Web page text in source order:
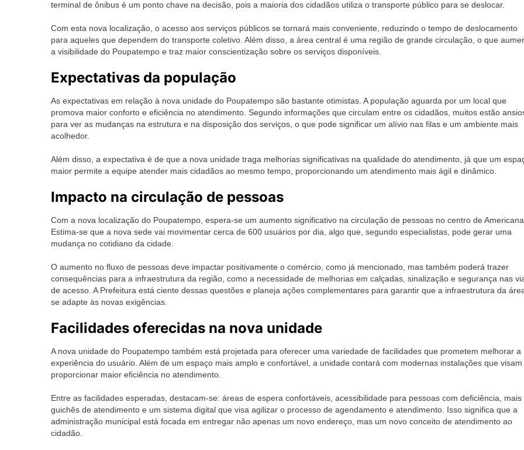
terminal de ônibus é um ponto chave na decisão, pois a maioria dos cidadãos utiliza o transporte público para se deslocar.
Com esta nova localização, o acesso aos serviços públicos se tornará mais conveniente, reduzindo o tempo de deslocamento
para aqueles que dependem do transporte coletivo. Além disso, a área central é uma região de grande circulação, o que
a visibilidade do Poupatempo e traz maior conscientização sobre os serviços disponíveis.
Expectativas da população
As expectativas em relação à nova unidade do Poupatempo são bastante otimistas. A população aguarda por um local que
promova maior conforto e eficiência no atendimento. Segundo informações que circulam entre os cidadãos, muitos estão
para ver as mudanças na estrutura e na disposição dos serviços, o que pode significar um alívio nas filas e um ambiente mais
acolhedor.
Além disso, a expectativa é de que a nova unidade traga melhorias significativas na qualidade do atendimento, já que um
maior permite a equipe atender mais cidadãos ao mesmo tempo, proporcionando um atendimento mais ágil e dinâmico.
Impacto na circulação de pessoas
Com a nova localização do Poupatempo, espera-se um aumento significativo na circulação de pessoas no centro de Americana.
Estima-se que a nova sede vai movimentar cerca de 600 usuários por dia, algo que, segundo especialistas, pode gerar uma
mudança no cotidiano da cidade.
O aumento no fluxo de pessoas deve impactar positivamente o comércio, como já mencionado, mas também poderá trazer
consequências para a infraestrutura da região, como a necessidade de melhorias em calçadas, sinalização e segurança nas
de acesso. A Prefeitura está ciente dessas questões e planeja ações complementares para garantir que a infraestrutura da
se adapte às novas exigências.
Facilidades oferecidas na nova unidade
A nova unidade do Poupatempo também está projetada para oferecer uma variedade de facilidades que prometem melhorar a
experiência do usuário. Além de um espaço mais amplo e confortável, a unidade contará com modernas instalações que visam
proporcionar maior eficiência no atendimento.
Entre as facilidades esperadas, destacam-se: áreas de espera confortáveis, acessibilidade para pessoas com deficiência, mais
guichês de atendimento e um sistema digital que visa agilizar o processo de agendamento e atendimento. Isso significa que a
administração municipal está focada em entregar não apenas um novo endereço, mas um novo conceito de atendimento ao
cidadão.